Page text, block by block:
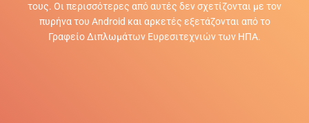
τους. Οι περισσότερες από αυτές δεν σχετίζονται με τον
πυρήνα του Android και αρκετές εξετάζονται από το
Γραφείο Διπλωμάτων Ευρεσιτεχνιών των ΗΠΑ.